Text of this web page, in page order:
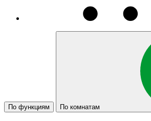
По функциям По комнатам